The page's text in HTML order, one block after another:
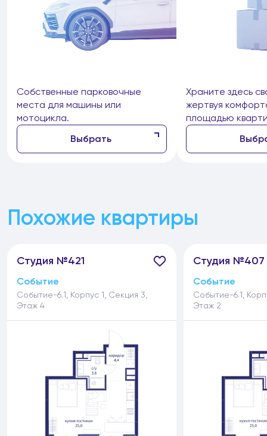
Собственные парковочные
места для машины или
мотоцикла.
Выбрать
Храните здесь
жертвуя
площадью
Похожие квартиры
Студия №421
Событие
Событие-6.1, Корпус 1, Секция 3,
Этаж 4
Студия №407
Событие
Событие-6.1,
Этаж 2